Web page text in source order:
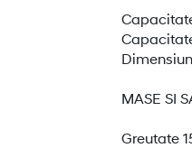
MASE SI
Greutate